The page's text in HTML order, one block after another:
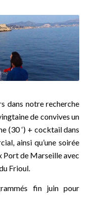
dans notre recherche
de convives un
(30 ‘) + cocktail dans
ainsi qu’une soirée
Port de Marseille avec
Frioul.
fin juin pour